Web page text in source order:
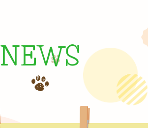
NEWS